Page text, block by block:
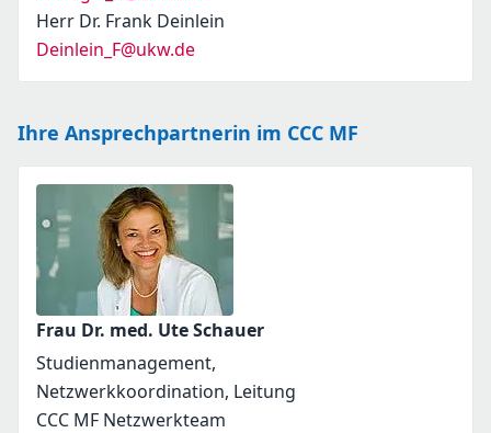
Herr Dr. Frank Deinlein
Deinlein_F@ukw.de
Ihre Ansprechpartnerin im CCC MF
Frau Dr. med. Ute Schauer
Studienmanagement,
Netzwerkkoordination, Leitung
CCC MF Netzwerkteam